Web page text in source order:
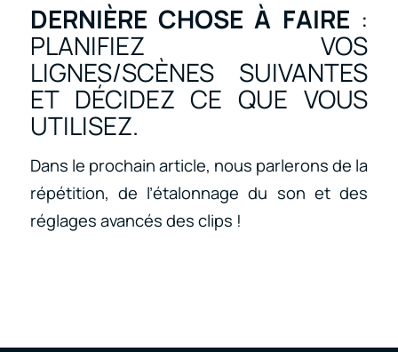
DERNIÈRE CHOSE À FAIRE :
PLANIFIEZ VOS
LIGNES/SCÈNES SUIVANTES
ET DÉCIDEZ CE QUE VOUS
UTILISEZ.
Dans le prochain article, nous parlerons de la
répétition, de l’étalonnage du son et des
réglages avancés des clips !